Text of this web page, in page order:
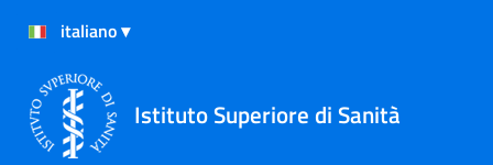
Istituto Superiore di Sanità